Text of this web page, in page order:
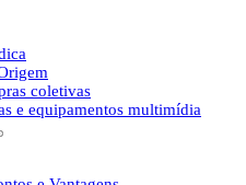
coletivas
e equipamentos multimídia